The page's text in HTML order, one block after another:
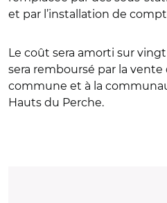
et par l’installation de
Le coût sera amorti sur
sera remboursé par la vente
commune et à la
Hauts du Perche.